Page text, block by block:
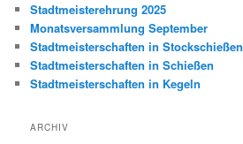
n
Stadtmeisterehrung 2025
Monatsversammlung September
Stadtmeisterschaften in Stockschießen
Stadtmeisterschaften in Schießen
Stadtmeisterschaften in Kegeln
ARCHIV